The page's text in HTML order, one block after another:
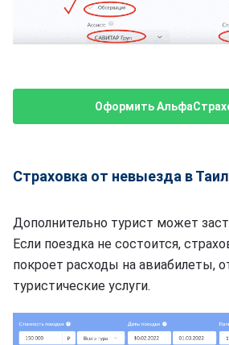
Оформить
Страховка от невыезда в
Дополнительно турист может
Если поездка не состоится,
покроет расходы на авиабилеты,
туристические услуги.